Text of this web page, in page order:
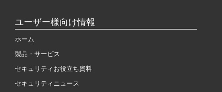
ユーザー様向け情報
ホーム
製品・サービス
セキュリティお役立ち資料
セキュリティニュース